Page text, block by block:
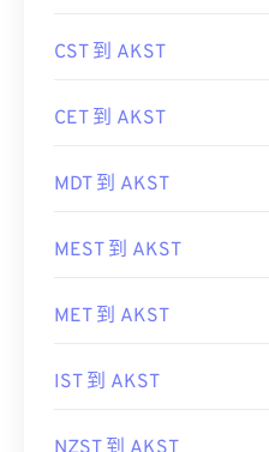
CST 到 AKST
CET 到 AKST
MDT 到 AKST
MEST 到 AKST
MET 到 AKST
IST 到 AKST